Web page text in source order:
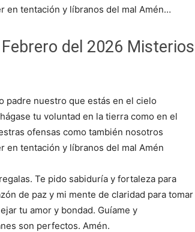
en tentación y líbranos del mal Amén…
del 2026 Misterios
padre nuestro que estás en el cielo
tu voluntad en la tierra como en el
ofensas como también nosotros
en tentación y líbranos del mal Amén
Te pido sabiduría y fortaleza para
de paz y mi mente de claridad para tomar
tu amor y bondad. Guíame y
son perfectos. Amén.